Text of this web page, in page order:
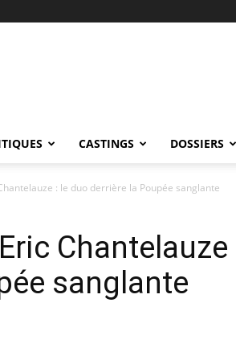
CASTINGS DOSSIERS
: le duo derrière la Poupée sanglante
Chantelauze
sanglante